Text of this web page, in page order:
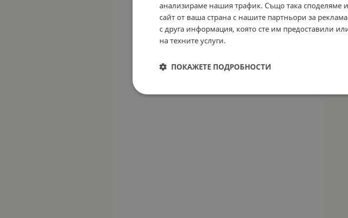
анализираме нашия трафик. Също така споделяме
сайт от ваша страна с нашите партньори за
с друга информация, която сте им предоставили
на техните услуги.
ПОКАЖЕТЕ ПОДРОБНОСТИ